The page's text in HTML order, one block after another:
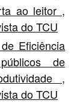
ao leitor ,
do TCU
Eficiência
de
,
do TCU